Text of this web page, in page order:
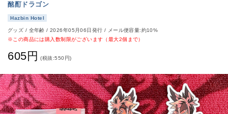
酩酊ドラゴン
Hazbin Hotel
グッズ / 全年齢/2026年05月06日発行 / メール便容量:約10%
※この商品には購入数制限がございます（最大2個まで）
605円 (税抜:550円)